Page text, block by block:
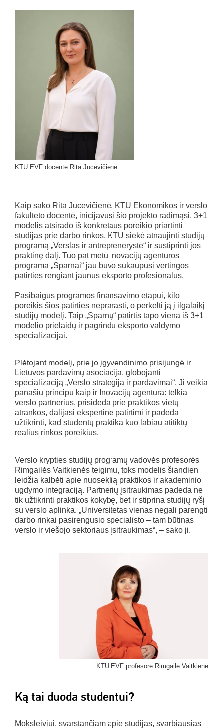
KTU EVF docentė Rita Jucevičienė
Kaip sako Rita Jucevičienė, KTU Ekonomikos ir verslo
fakulteto docentė, inicijavusi šio projekto radimąsi, 3+1
modelis atsirado iš konkretaus poreikio priartinti
studijas prie darbo rinkos. KTU siekė atnaujinti studijų
programą „Verslas ir antreprenerystė“ ir sustiprinti jos
praktinę dalį. Tuo pat metu Inovacijų agentūros
programa „Sparnai“ jau buvo sukaupusi vertingos
patirties rengiant jaunus eksporto profesionalus.
Pasibaigus programos finansavimo etapui, kilo
poreikis šios patirties neprarasti, o perkelti ją į ilgalaikį
studijų modelį. Taip „Sparnų“ patirtis tapo viena iš 3+1
modelio prielaidų ir pagrindu eksporto valdymo
specializacijai.
Plėtojant modelį, prie jo įgyvendinimo prisijungė ir
Lietuvos pardavimų asociacija, globojanti
specializaciją „Verslo strategija ir pardavimai“. Ji veikia
panašiu principu kaip ir Inovacijų agentūra: telkia
verslo partnerius, prisideda prie praktikos vietų
atrankos, dalijasi ekspertine patirtimi ir padeda
užtikrinti, kad studentų praktika kuo labiau atitiktų
realius rinkos poreikius.
Verslo krypties studijų programų vadovės profesorės
Rimgailės Vaitkienės teigimu, toks modelis šiandien
leidžia kalbėti apie nuoseklią praktikos ir akademinio
ugdymo integraciją. Partnerių įsitraukimas padeda ne
tik užtikrinti praktikos kokybę, bet ir stiprina studijų ryšį
su verslo aplinka. „Universitetas vienas negali parengti
darbo rinkai pasirengusio specialisto – tam būtinas
verslo ir viešojo sektoriaus įsitraukimas“, – sako ji.
KTU EVF profesorė Rimgailė Vaitkienė
Ką tai duoda studentui?
Moksleiviui, svarstančiam apie studijas, svarbiausias